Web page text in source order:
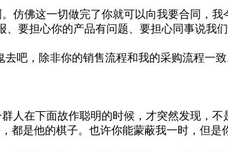
佛这一切做完了你就可以向我要合同，我
担心你的产品有问题、要担心同事说我
，除非你的销售流程和我的采购流程一
在下面故作聪明的时候，才突然发现，不
是他的棋子。也许你能蒙蔽我一时，但是